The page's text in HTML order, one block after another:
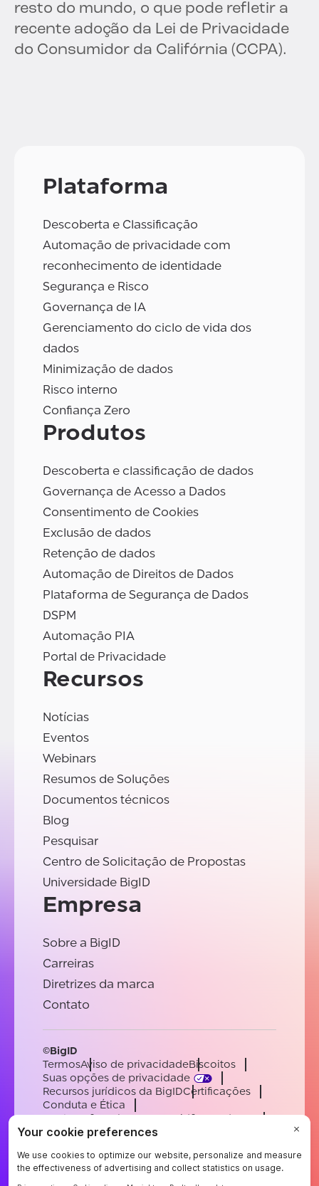
resto do mundo, o que pode refletir a
recente adoção da Lei de Privacidade
do Consumidor da Califórnia (CCPA).
Plataforma
Descoberta e Classificação
Automação de privacidade com
reconhecimento de identidade
Segurança e Risco
Governança de IA
Gerenciamento do ciclo de vida dos
dados
Minimização de dados
Risco interno
Confiança Zero
Produtos
Descoberta e classificação de dados
Governança de Acesso a Dados
Consentimento de Cookies
Exclusão de dados
Retenção de dados
Automação de Direitos de Dados
Plataforma de Segurança de Dados
DSPM
Automação PIA
Portal de Privacidade
Recursos
Notícias
Eventos
Webinars
Resumos de Soluções
Documentos técnicos
Blog
Pesquisar
Centro de Solicitação de Propostas
Universidade BigID
Empresa
Sobre a BigID
Carreiras
Diretrizes da marca
Contato
©BigID
TermosAviso de privacidadeBiscoitos
Suas opções de privacidade
Recursos jurídicos da BigIDCertificações
Conduta e Ética
Declaração sobre a escravidão moderna
SubprocessadoresApoiar
EnglishGermanFrenchSpanishPortuguese